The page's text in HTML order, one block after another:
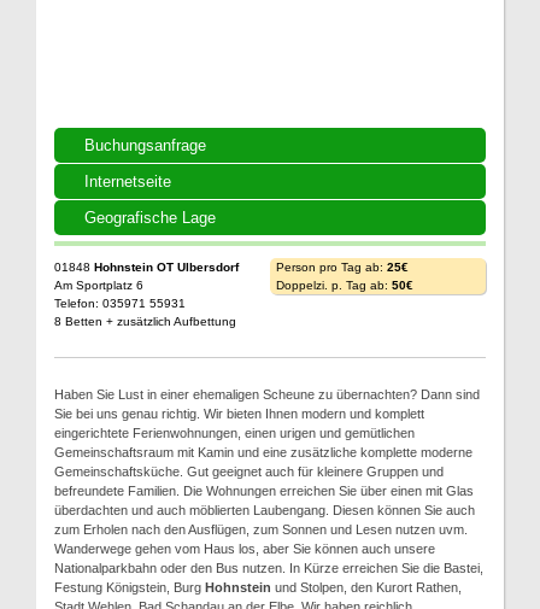
Buchungsanfrage
Internetseite
Geografische Lage
01848 Hohnstein OT Ulbersdorf
Am Sportplatz 6
Telefon: 035971 55931
8 Betten + zusätzlich Aufbettung
Person pro Tag ab: 25€
Doppelzi. p. Tag ab: 50€
Haben Sie Lust in einer ehemaligen Scheune zu übernachten? Dann sind
Sie bei uns genau richtig. Wir bieten Ihnen modern und komplett
eingerichtete Ferienwohnungen, einen urigen und gemütlichen
Gemeinschaftsraum mit Kamin und eine zusätzliche komplette moderne
Gemeinschaftsküche. Gut geeignet auch für kleinere Gruppen und
befreundete Familien. Die Wohnungen erreichen Sie über einen mit Glas
überdachten und auch möblierten Laubengang. Diesen können Sie auch
zum Erholen nach den Ausflügen, zum Sonnen und Lesen nutzen uvm.
Wanderwege gehen vom Haus los, aber Sie können auch unsere
Nationalparkbahn oder den Bus nutzen. In Kürze erreichen Sie die Bastei,
Festung Königstein, Burg Hohnstein und Stolpen, den Kurort Rathen,